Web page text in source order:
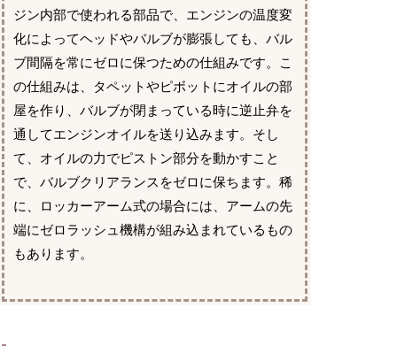
ジン内部で使われる部品で、エンジンの温度変
化によってヘッドやバルブが膨張しても、バル
ブ間隔を常にゼロに保つための仕組みです。こ
の仕組みは、タペットやピボットにオイルの部
屋を作り、バルブが閉まっている時に逆止弁を
通してエンジンオイルを送り込みます。そし
て、オイルの力でピストン部分を動かすこと
で、バルブクリアランスをゼロに保ちます。稀
に、ロッカーアーム式の場合には、アームの先
端にゼロラッシュ機構が組み込まれているもの
もあります。